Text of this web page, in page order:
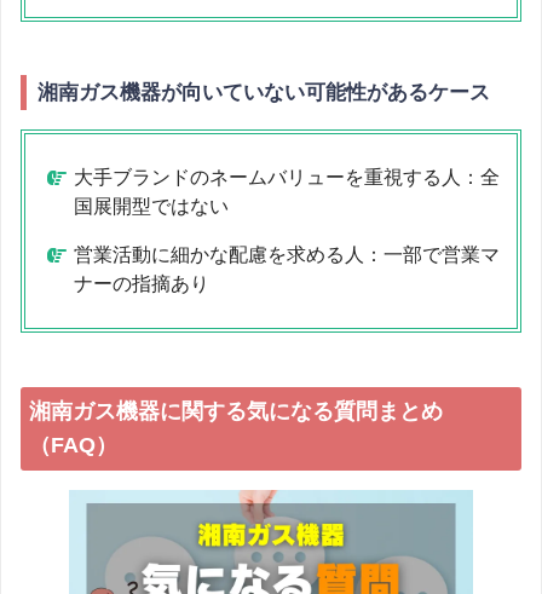
湘南ガス機器が向いていない可能性があるケース
大手ブランドのネームバリューを重視する人：全
国展開型ではない
営業活動に細かな配慮を求める人：一部で営業マ
ナーの指摘あり
湘南ガス機器に関する気になる質問まとめ
（FAQ）